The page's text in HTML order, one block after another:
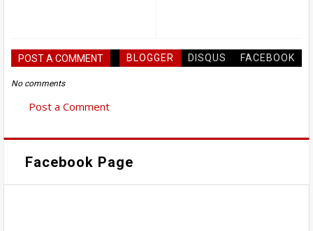
POST A COMMENT BLOGGER DISQUS FACEBOOK
No comments
Post a Comment
Facebook Page